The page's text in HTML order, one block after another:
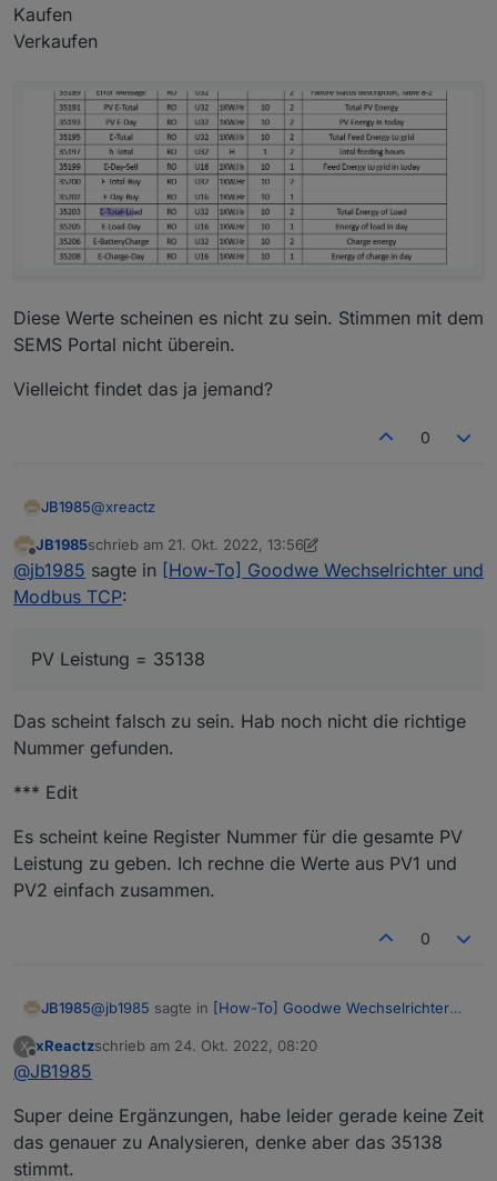
Kaufen
Verkaufen
Diese Werte scheinen es nicht zu sein. Stimmen mit dem
SEMS Portal nicht überein.
Vielleicht findet das ja jemand?
0
JB1985@xreactz
hier die wichtigsten Register Nummern:
PV Leistung = 35138
SOC Batterie = 37007
Werten von den Register 35105 + 35109.
Offline
JB1985schrieb am 21. Okt. 2022, 13:56
zuletzt editiert von JB1985
@jb1985 sagte in [How-To] Goodwe Wechselrichter und
Modbus TCP:
PV Leistung = 35138
Das scheint falsch zu sein. Hab noch nicht die richtige
Nummer gefunden.
*** Edit
Es scheint keine Register Nummer für die gesamte PV
Leistung zu geben. Ich rechne die Werte aus PV1 und
PV2 einfach zusammen.
0
JB1985@jb1985 sagte in [How-To] Goodwe Wechselrichter
Das scheint falsch zu sein. Hab noch nicht die richtige
Nummer gefunden.
X
Offline
xReactzschrieb am 24. Okt. 2022, 08:20
zuletzt editiert von
@JB1985
Super deine Ergänzungen, habe leider gerade keine Zeit
das genauer zu Analysieren, denke aber das 35138
stimmt.